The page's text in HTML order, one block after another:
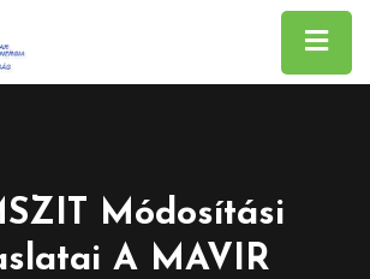
Módosítási
A MAVIR